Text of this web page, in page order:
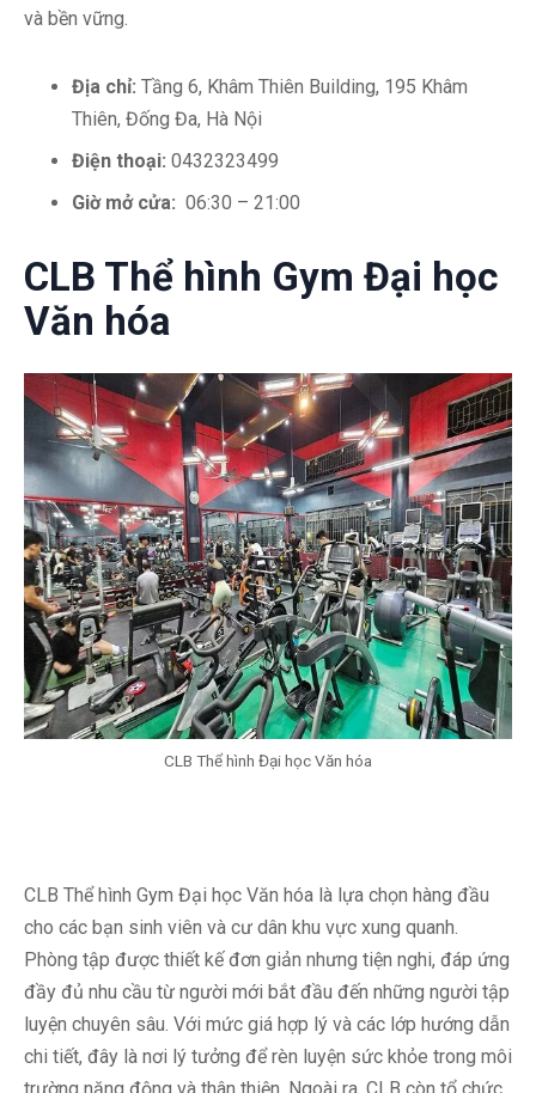
và bền vững.
Địa chỉ: Tầng 6, Khâm Thiên Building, 195 Khâm
Thiên, Đống Đa, Hà Nội
Điện thoại: 0432323499
Giờ mở cửa: 06:30 – 21:00
CLB Thể hình Gym Đại học
Văn hóa
CLB Thể hình Đại học Văn hóa
CLB Thể hình Gym Đại học Văn hóa là lựa chọn hàng đầu
cho các bạn sinh viên và cư dân khu vực xung quanh.
Phòng tập được thiết kế đơn giản nhưng tiện nghi, đáp ứng
đầy đủ nhu cầu từ người mới bắt đầu đến những người tập
luyện chuyên sâu. Với mức giá hợp lý và các lớp hướng dẫn
chi tiết, đây là nơi lý tưởng để rèn luyện sức khỏe trong môi